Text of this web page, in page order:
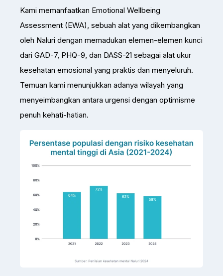
Kami memanfaatkan Emotional Wellbeing
Assessment (EWA), sebuah alat yang dikembangkan
oleh Naluri dengan memadukan elemen-elemen kunci
dari GAD-7, PHQ-9, dan DASS-21 sebagai alat ukur
kesehatan emosional yang praktis dan menyeluruh.
Temuan kami menunjukkan adanya wilayah yang
menyeimbangkan antara urgensi dengan optimisme
penuh kehati-hatian.